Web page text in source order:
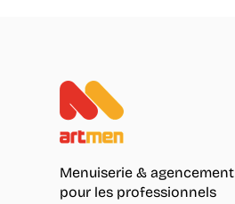
Menuiserie & agencement
pour les professionnels